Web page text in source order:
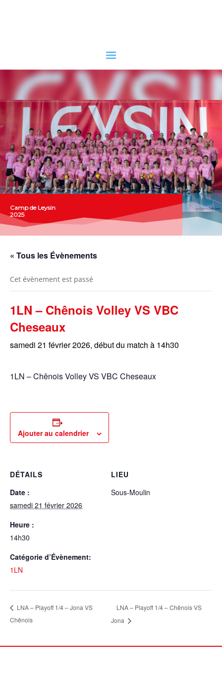
Camp de Leysin
2025
« Tous les Évènements
Cet évènement est passé
1LN – Chênois Volley VS VBC
Cheseaux
samedi 21 février 2026, début du match à 14h30
1LN – Chênois Volley VS VBC Cheseaux
Ajouter au calendrier
DÉTAILS
Date :
samedi 21 février 2026
Heure :
14h30
Catégorie d’Évènement:
1LN
LIEU
Sous-Moulin
LNA – Playoff 1/4 – Jona VS
Chênois
LNA – Playoff 1/4 – Chênois VS
Jona